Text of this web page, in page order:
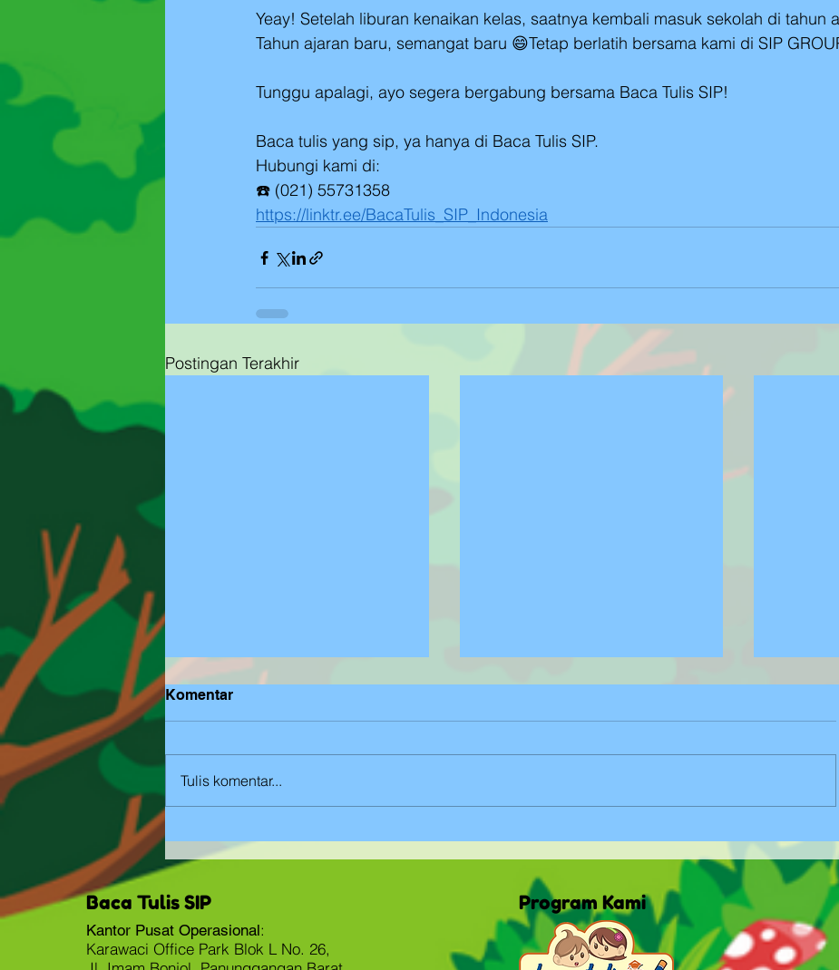
Yeay! Setelah liburan kenaikan kelas, saatnya kembali masuk sekolah di tahun
Tahun ajaran baru, semangat baru 😄Tetap berlatih bersama kami di SIP
Tunggu apalagi, ayo segera bergabung bersama Baca Tulis SIP!
Baca tulis yang sip, ya hanya di Baca Tulis SIP.
Hubungi kami di:
☎️ (021) 55731358
https://linktr.ee/BacaTulis_SIP_Indonesia
Postingan Terakhir
Mewarnai
Mengenal Gaya Belajar
Anak Kinestetik
Anak
Komentar
Tulis komentar...
Baca Tulis SIP
Kantor Pusat Operasional:
Karawaci Office Park Blok L No. 26,
Program Kami